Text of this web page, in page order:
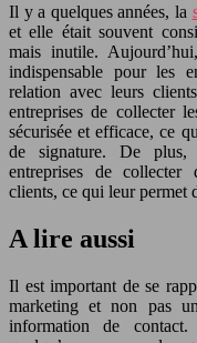
Il y a quelques années, la
et elle était souvent
mais inutile.
indispensable pour les
relation avec leurs
entreprises de collecter
sécurisée et efficace, ce
de signature. De plus,
entreprises de collecter
clients, ce qui leur permet
A lire aussi
Il est important de se
marketing et non pas
information de